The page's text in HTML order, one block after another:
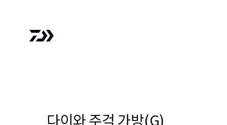
다이와 주걱 가방(G)